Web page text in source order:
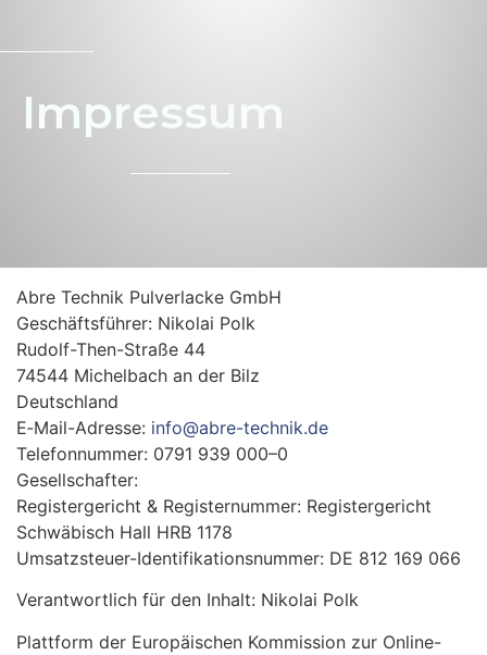
Impres­sum
Abre Tech­nik Pul­ver­la­cke GmbH
Geschäfts­füh­rer: Niko­lai Polk
Rudolf-Then-Stra­­ße 44
74544 Michel­bach an der Bilz
Deutsch­land
E‑Mail-Adres­­se: info@abre-technik.de
Tele­fon­num­mer: 0791 939 000–0
Gesell­schaf­ter:
Regis­ter­ge­richt & Regis­ter­num­mer: Regis­ter­ge­richt
Schwä­bisch Hall HRB 1178
Umsat­z­­steu­er-Iden­­ti­­fi­­ka­­ti­on­s­­nu­m­­mer: DE 812 169 066
Ver­ant­wort­lich für den Inhalt: Niko­lai Polk
Platt­form der Euro­päi­schen Kom­mis­si­on zur Online-